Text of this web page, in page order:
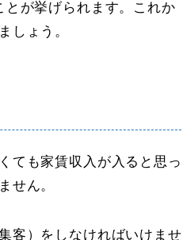
とが挙げられます。これか
しょう。
ても家賃収入が入ると思っ
せん。
客）をしなければいけませ